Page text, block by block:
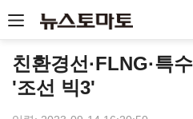
친환경선·FLNG·특
'조선 빅3'